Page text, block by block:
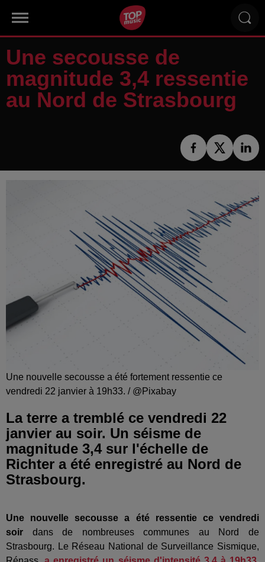
Une secousse de
magnitude 3,4 ressentie
au Nord de Strasbourg
Une nouvelle secousse a été fortement ressentie ce
vendredi 22 janvier à 19h33. / @Pixabay
La terre a tremblé ce vendredi 22
janvier au soir. Un séisme de
magnitude 3,4 sur l'échelle de
Richter a été enregistré au Nord de
Strasbourg.
Une nouvelle secousse a été ressentie ce vendredi
soir dans de nombreuses communes au Nord de
Strasbourg. Le Réseau National de Surveillance Sismique,